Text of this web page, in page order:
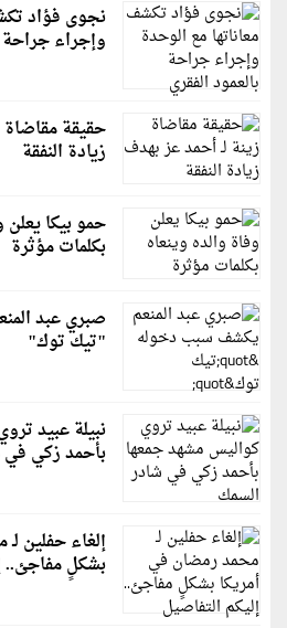
نجوى فؤاد
وإجراء جراحة
حقيقة مقاضاة
زيادة النفقة
حمو بيكا يعلن
بكلمات مؤثرة
صبري عبد
"تيك توك"
نبيلة عبيد
بأحمد زكي
إلغاء حفلين
بشكلٍ مفاجئ..